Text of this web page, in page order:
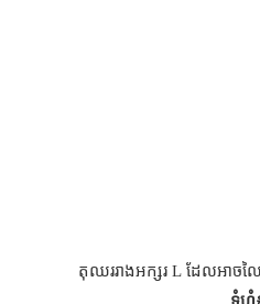
តុឈររាងអក្សរ L ដែលអាចល